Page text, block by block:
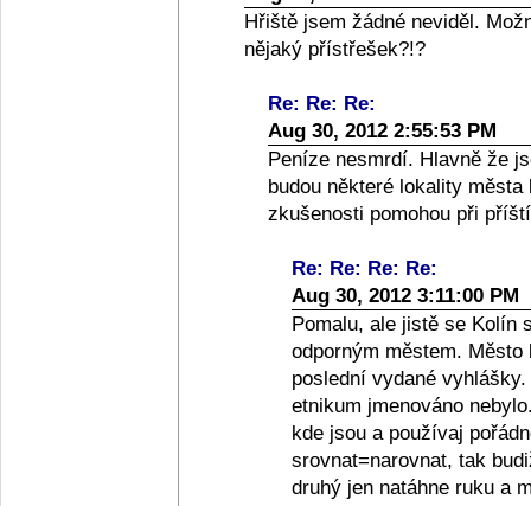
Hřiště jsem žádné neviděl.
nějaký přístřešek?!?
Re: Re: Re:
Aug 30, 2012 2:55:53 PM
Peníze nesmrdí. Hlavně že
budou některé lokality
zkušenosti pomohou při
Re: Re: Re: Re:
Aug 30, 2012 3:11:00 PM
Pomalu, ale jistě se Kolín
odporným městem.
poslední vydané
etnikum jmenováno
kde jsou a používaj
srovnat=narovnat, tak
druhý jen natáhne ruku a